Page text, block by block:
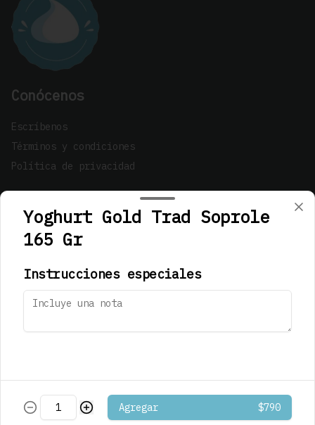
Conócenos
Escríbenos
Términos y condiciones
Política de privacidad
Redes sociales
Instagram
Facebook
Mi cuenta
Iniciar sesión
Yoghurt Gold Trad Soprole
165 Gr
Instrucciones especiales
Agregar $790